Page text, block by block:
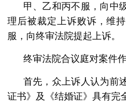
甲、乙和丙不服，向中
理后被裁定上诉败诉，维
服，向终审法院提起上诉。
终审法院合议庭对案件作
首先，众上诉人认为前
证书》及《结婚证》具有完